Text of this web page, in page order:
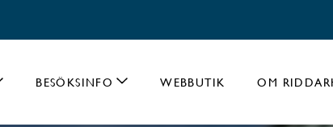
BESÖKSINFO WEBBUTIK OM